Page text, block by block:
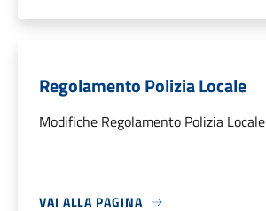
Regolamento Polizia Locale
Modifiche Regolamento Polizia Locale
VAI ALLA PAGINA